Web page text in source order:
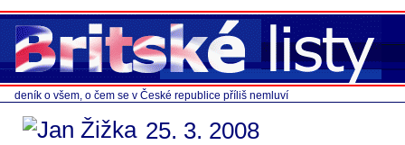
deník o všem, o čem se v České republice příliš nemluví
25. 3. 2008